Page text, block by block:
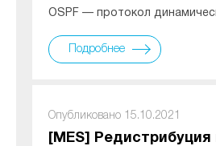
OSPF — протокол
Подробнее
Опубликовано 15.10.2021
[MES]